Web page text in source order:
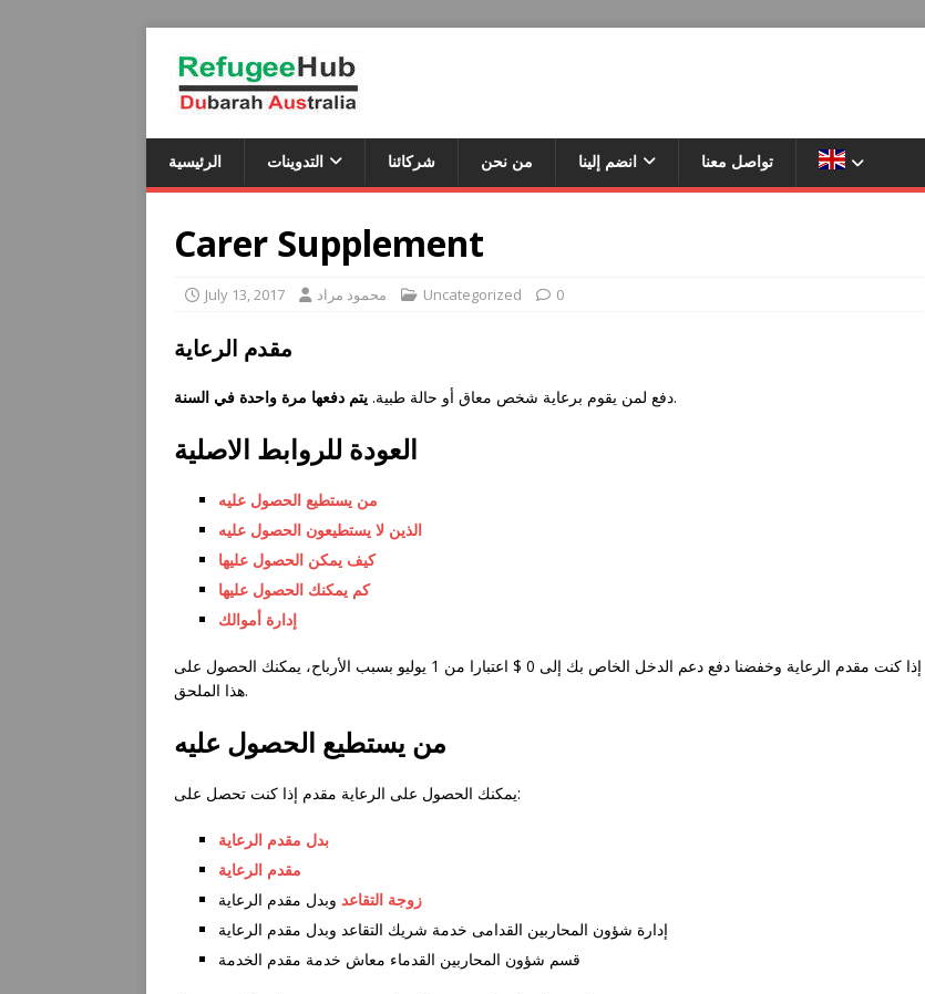
الرئيسية التدوينات شركائنا من نحن انضم إلينا تواصل معنا
Carer Supplement
July 13, 2017 محمود مراد Uncategorized 0
مقدم الرعاية
دفع لمن یقوم برعایة شخص معاق أو حالة طبیة. يتم دفعها مرة واحدة في السنة .
من يستطيع الحصول عليه
الذين لا يستطيعون الحصول عليه
كيف يمكن الحصول عليها
كم يمكنك الحصول عليها
إدارة أموالك
إذا كنت مقدم الرعاية وخفضنا دفع دعم الدخل الخاص بك إلى 0 $ اعتبارا من 1 يوليو بسبب الأرباح، يمكنك الحصول على
هذا الملحق.
من يستطيع الحصول عليه
يمكنك الحصول على الرعاية مقدم إذا كنت تحصل على:
بدل مقدم الرعاية
مقدم الرعاية
زوجة التقاعد وبدل مقدم الرعاية
إدارة شؤون المحاربين القدامى خدمة شريك التقاعد وبدل مقدم الرعاية
قسم شؤون المحاربين القدماء معاش خدمة مقدم الخدمة